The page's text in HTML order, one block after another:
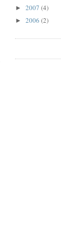
► 2007 (4)
► 2006 (2)